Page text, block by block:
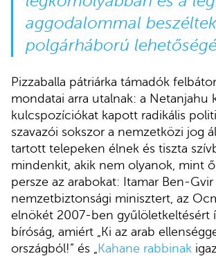
aggodalommal
polgárháború
Pizzaballa pátriárka támadók
mondatai arra utalnak: a Netanjahu
kulcspozíciókat kapott radikális
szavazói sokszor a nemzetközi jog
tartott telepeken élnek és tiszta
mindenkit, akik nem olyanok, mint
persze az arabokat: Itamar Ben-
nemzetbiztonsági minisztert, az
elnökét 2007-ben gyűlöletkeltésért
bíróság, amiért „Ki az arab
országból!” és „ Kahane rabbinak